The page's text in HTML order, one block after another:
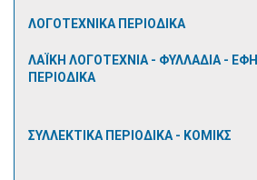
ΛΟΓΟΤΕΧΝΙΚΑ ΠΕΡΙΟΔΙΚΑ
ΛΑΪΚΗ ΛΟΓΟΤΕΧΝΙΑ - ΦΥΛΛΑΔΙΑ -
ΠΕΡΙΟΔΙΚΑ
ΣΥΛΛΕΚΤΙΚΑ ΠΕΡΙΟΔΙΚΑ - ΚΟΜΙΚΣ